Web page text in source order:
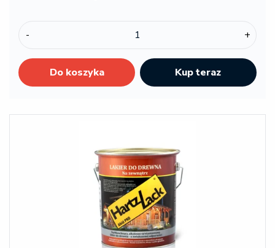
- +
Do koszyka Kup teraz